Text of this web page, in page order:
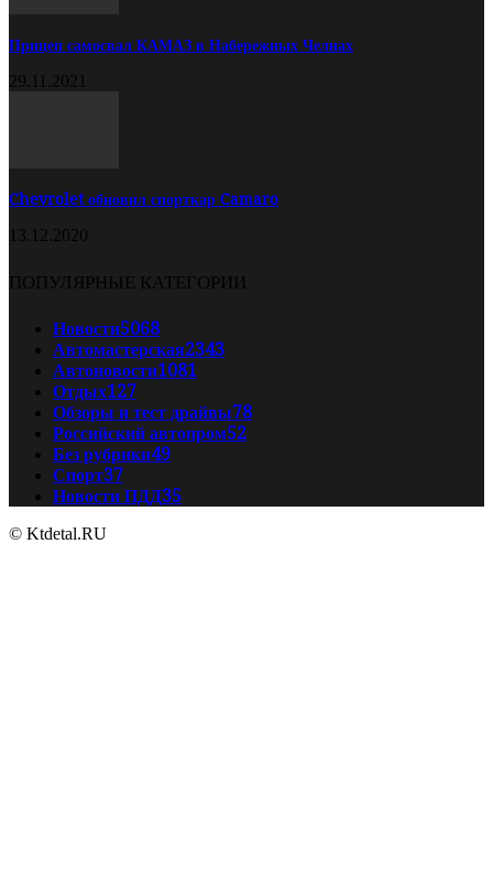
Прицеп самосвал КАМАЗ в Набережных Челнах
29.11.2021
Chevrolet обновил спорткар Camaro
13.12.2020
ПОПУЛЯРНЫЕ КАТЕГОРИИ
Новости5068
Автомастерская2343
Автоновости1081
Отдых127
Обзоры и тест драйвы78
Российский автопром52
Без рубрики49
Спорт37
Новости ПДД35
© Ktdetal.RU